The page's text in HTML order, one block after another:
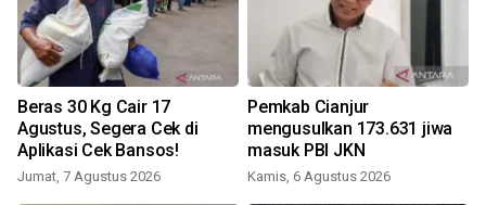
Beras 30 Kg Cair 17
Agustus, Segera Cek di
Aplikasi Cek Bansos!
Jumat, 7 Agustus 2026
Pemkab Cianjur
mengusulkan 173.631 jiwa
masuk PBI JKN
Kamis, 6 Agustus 2026